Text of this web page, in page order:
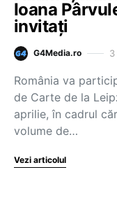
Ioana
invitați
G4Media.ro
România va
de Carte de la
aprilie, în cadrul
volume de…
Vezi articolul